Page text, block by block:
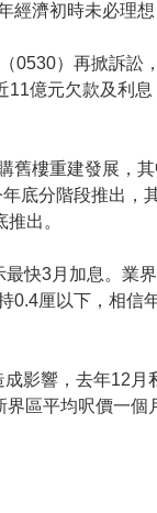
經濟初時未必理想
0530）再掀訴訟
11億元欠款及利
舊樓重建發展，
底分階段推出，
出。
快3月加息。業
0.4厘以下，相信
影響，去年12月
區平均呎價一個